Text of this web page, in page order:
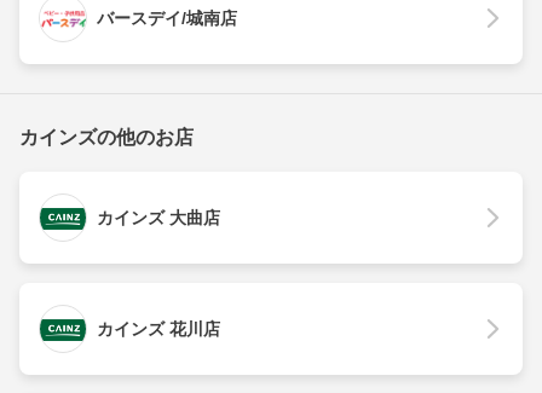
バースデイ/城南店
カインズの他のお店
カインズ 大曲店
カインズ 花川店